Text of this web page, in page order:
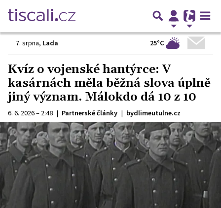
7. srpna, Lada 25°C
Kvíz o vojenské hantýrce: V
kasárnách měla běžná slova úplně
jiný význam. Málokdo dá 10 z 10
6. 6. 2026 – 2:48 | Partnerské články | bydlimeutulne.cz